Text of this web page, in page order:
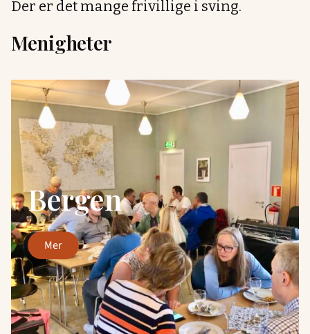
Der er det mange frivillige i sving.
Menigheter
Bergen
mer